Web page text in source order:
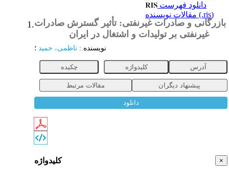
مقالات نویسنده (.ris)
1.بازرگانی و صادرات غیرنفتی: تأثیر گسترش صادرات
غیرنفتی بر تولیدات و اشتغال در ایران
نویسنده : ناظمی، حمید ؛
چکیده کلیدواژه آدرس
مقالات مرتبط پیشنهاد دیگران
دانلود
× کلیدواژه